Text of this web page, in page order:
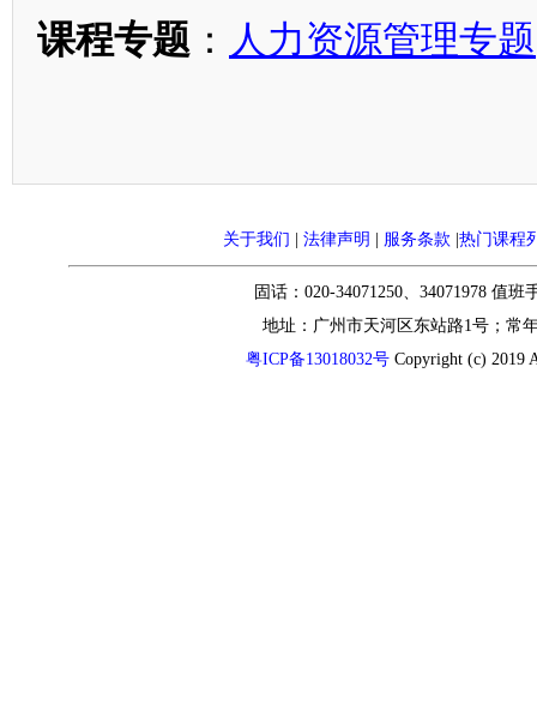
课程专题 ： 人力资源管理专题
关于我们 | 法律声明 | 服务条款 |热门课程
固话：020-34071250、34071978 值班
地址：广州市天河区东站路1号；常
粤ICP备13018032号Copyright (c) 2019